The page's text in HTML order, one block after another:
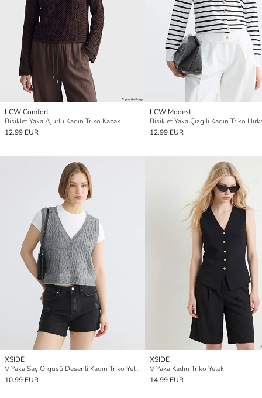
LCW Comfort
Bisiklet Yaka Ajurlu Kadın Triko Kazak
12.99 EUR
LCW Modest
Bisiklet Yaka Çizgili Kadın Triko
12.99 EUR
XSIDE
V Yaka Saç Örgüsü Desenli Kadın Triko Yelek
10.99 EUR
XSIDE
V Yaka Kadın Triko Yelek
14.99 EUR